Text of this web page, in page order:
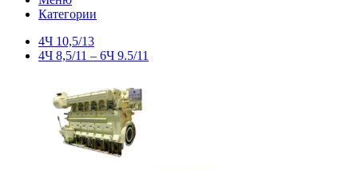
Категории
4Ч 10,5/13
4Ч 8,5/11 – 6Ч 9.5/11